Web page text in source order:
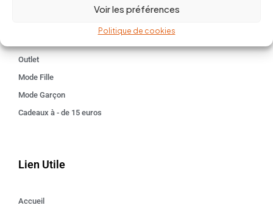
Voir les préférences
Politique de cookies
Outlet
Mode Fille
Mode Garçon
Cadeaux à - de 15 euros
Lien Utile
Accueil